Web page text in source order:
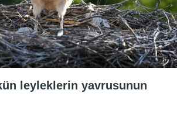
leyleklerin yavrusunun